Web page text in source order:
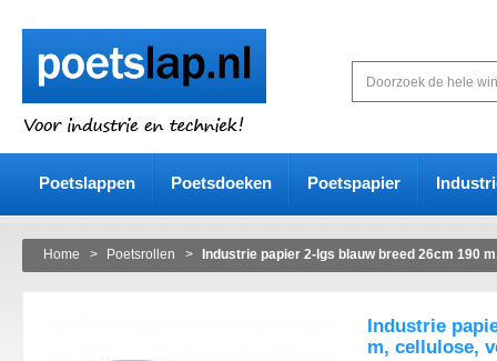
Poetslappen Poetsdoeken Poetspapier
Home > Poetsrollen > Industrie papier 2-lgs blauw breed 26cm 190
Industrie
m, cellulose,